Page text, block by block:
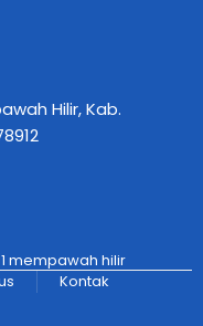
Hilir, Kab.
mempawah hilir
Kontak